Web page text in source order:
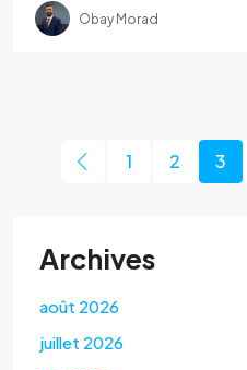
Obay Morad
1 2 3
Archives
août 2026
juillet 2026